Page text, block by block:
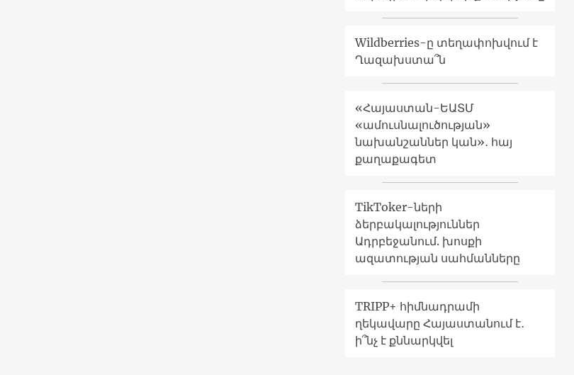
Wildberries-ը տեղափոխվում է
Ղազախստա՞ն
«Հայաստան-ԵԱՏՄ
«ամուսնալուծության»
նախանշաններ կան»․ հայ
քաղաքագետ
TikToker-ների
ձերբակալություններ
Ադրբեջանում. խոսքի
ազատության սահմանները
TRIPP+ հիմնադրամի
ղեկավարը Հայաստանում է․
ի՞նչ է քննարկվել